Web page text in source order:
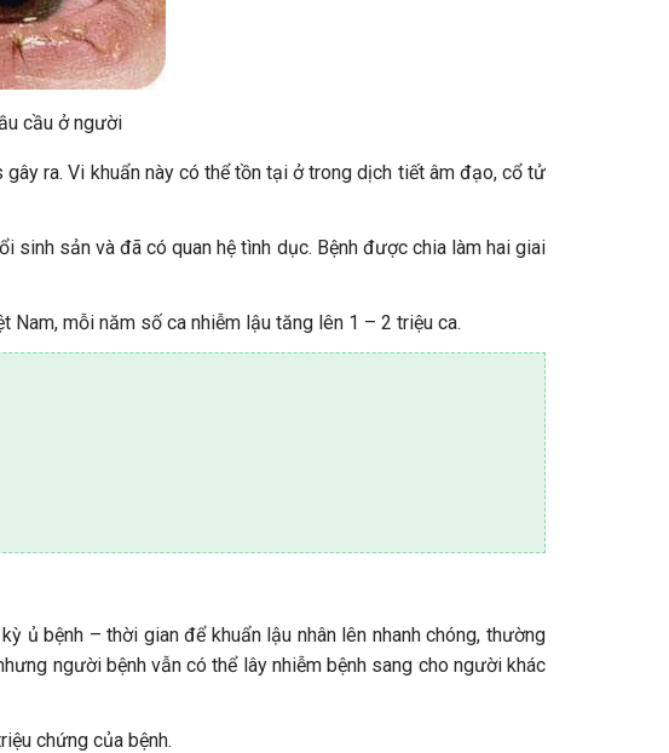
cầu ở người
ra. Vi khuẩn này có thể tồn tại ở trong dịch tiết âm đạo, cổ tử
sản và đã có quan hệ tình dục. Bệnh được chia làm hai giai
Nam, mỗi năm số ca nhiễm lậu tăng lên 1 – 2 triệu ca.
ủ bệnh – thời gian để khuẩn lậu nhân lên nhanh chóng, thường
người bệnh vẫn có thể lây nhiễm bệnh sang cho người khác
chứng của bệnh.